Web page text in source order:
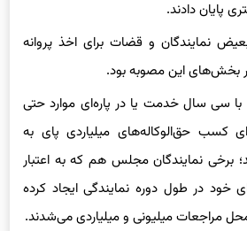
نمایندگان و قضات برای اخذ پروانه
بخش‌های این مصوبه بود.
سی سال خدمت یا در پاره‌ای موارد حتی
کسب حق‌الوکاله‌های میلیاردی پای به
برخی نمایندگان مجلس هم که به اعتبار
خود در طول دوره نمایندگی ایجاد کرده
مراجعات میلیونی و میلیاردی می‌شدند.